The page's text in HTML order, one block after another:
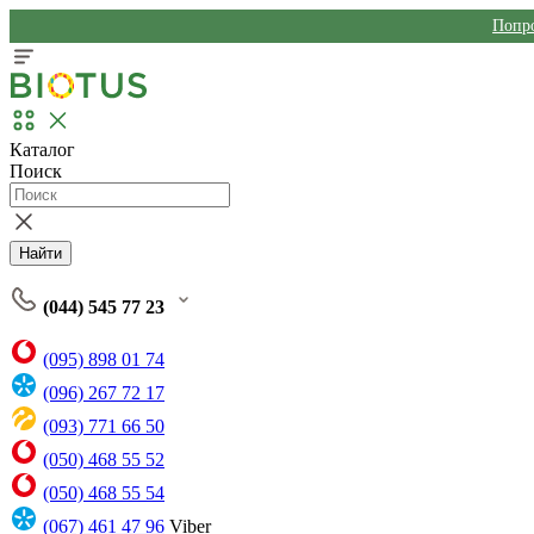
Каталог
Поиск
Найти
(044) 545 77 23
(095) 898 01 74
(096) 267 72 17
(093) 771 66 50
(050) 468 55 52
(050) 468 55 54
(067) 461 47 96 Viber